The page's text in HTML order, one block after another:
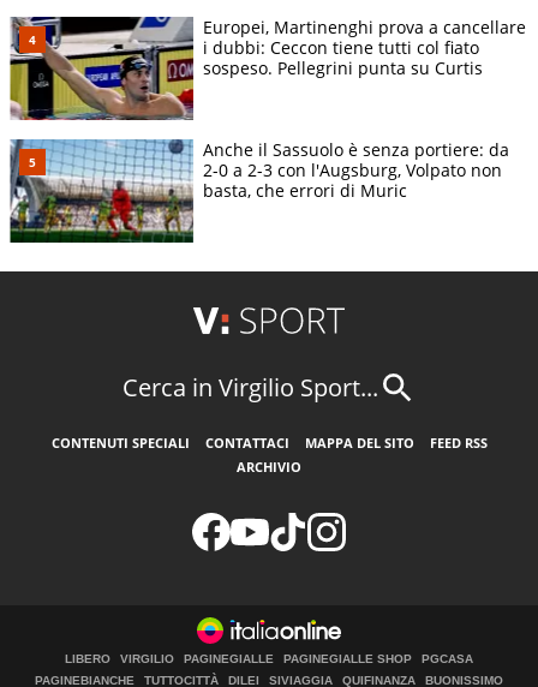
Europei, Martinenghi prova a cancellare
i dubbi: Ceccon tiene tutti col fiato
sospeso. Pellegrini punta su Curtis
Anche il Sassuolo è senza portiere: da
2-0 a 2-3 con l'Augsburg, Volpato non
basta, che errori di Muric
Cerca in Virgilio Sport...
CONTENUTI SPECIALI CONTATTACI MAPPA DEL SITO
FEED RSS
ARCHIVIO
LIBERO VIRGILIO PAGINEGIALLE PAGINEGIALLE SHOP
PGCASA
PAGINEBIANCHE
TUTTOCITTÀ DILEI SIVIAGGIA QUIFINANZA BUONISSIMO